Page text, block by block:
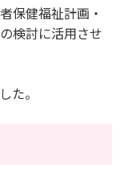
保健福祉計画・
検討に活用させ
た。